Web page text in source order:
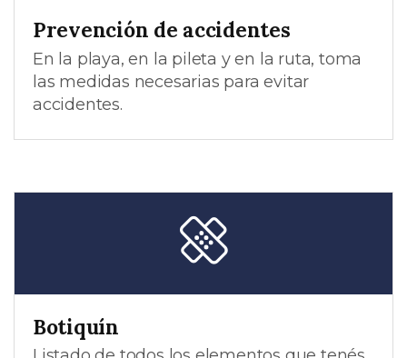
Prevención de accidentes
En la playa, en la pileta y en la ruta, toma
las medidas necesarias para evitar
accidentes.
Botiquín